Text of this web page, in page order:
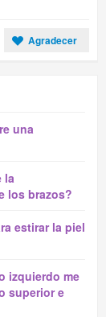
Agradecer
una
la
los brazos?
estirar la piel
izquierdo me
superior e